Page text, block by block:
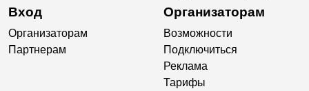
Вход
Организаторам
Партнерам
Организаторам
Возможности
Подключиться
Реклама
Тарифы